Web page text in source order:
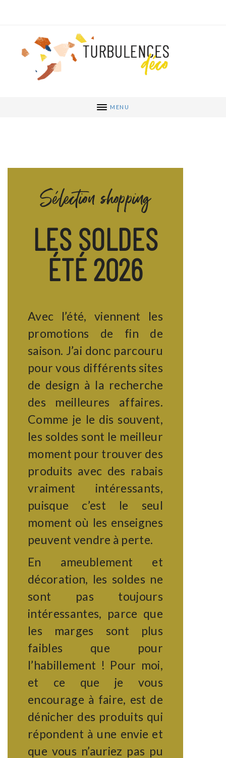
MENU
Sélection shopping
LES SOLDES
ÉTÉ 2026
Avec l’été, viennent les
promotions de fin de
saison. J’ai donc parcouru
pour vous différents sites
de design à la recherche
des meilleures affaires.
Comme je le dis souvent,
les soldes sont le meilleur
moment pour trouver des
produits avec des rabais
vraiment intéressants,
puisque c’est le seul
moment où les enseignes
peuvent vendre à perte.
En ameublement et
décoration, les soldes ne
sont pas toujours
intéressantes, parce que
les marges sont plus
faibles que pour
l’habillement ! Pour moi,
et ce que je vous
encourage à faire, est de
dénicher des produits qui
répondent à une envie et
que vous n’auriez pas pu